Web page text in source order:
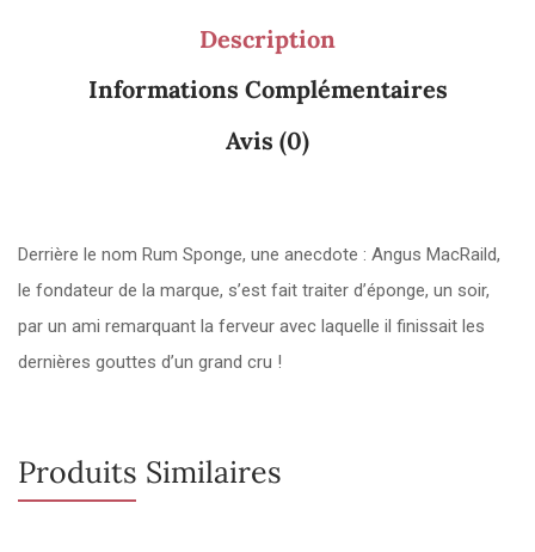
Description
Informations Complémentaires
Avis (0)
Derrière le nom Rum Sponge, une anecdote : Angus MacRaild,
le fondateur de la marque, s’est fait traiter d’éponge, un soir,
par un ami remarquant la ferveur avec laquelle il finissait les
dernières gouttes d’un grand cru !
Produits Similaires